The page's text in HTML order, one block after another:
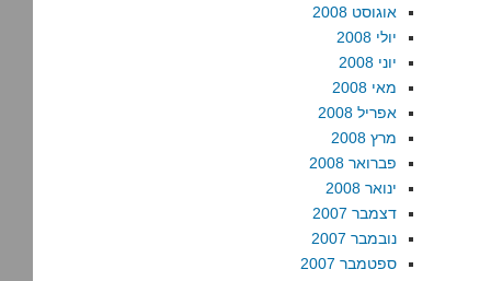
אוגוסט 2008
יולי 2008
יוני 2008
מאי 2008
אפריל 2008
מרץ 2008
פברואר 2008
ינואר 2008
דצמבר 2007
נובמבר 2007
ספטמבר 2007